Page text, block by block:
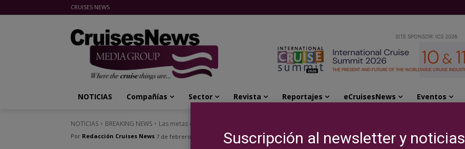
CRUISES NEWS
SITE SPONSOR: ICS 2026
NOTICIAS Compañías Sector Revista Reportajes eCruisesNews Eventos
NOTICIAS BREAKING NEWS Las metas de Carnival para reducir emisiones de gases de efecto invernadero
Por Redacción Cruises News 7 de febrero de 2024 Suscripción al newsletter y noticias